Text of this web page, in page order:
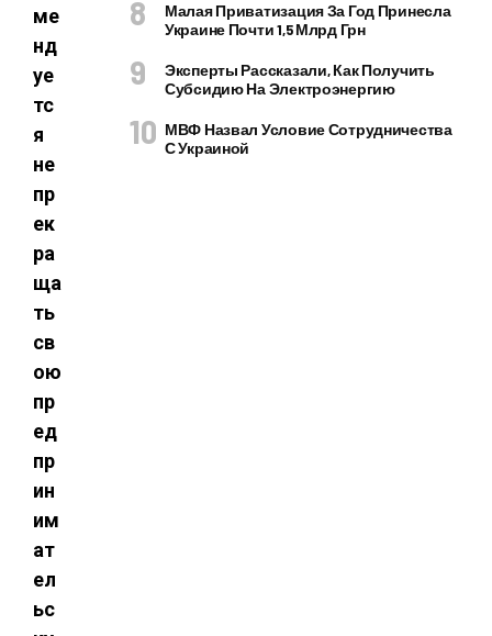
ме
нд
уе
тс
я
не
пр
ек
ра
ща
ть
св
ою
пр
ед
пр
ин
им
ат
ел
ьс
Малая Приватизация За Год Принесла
Украине Почти 1,5 Млрд Грн
Эксперты Рассказали, Как Получить
Субсидию На Электроэнергию
МВФ Назвал Условие Сотрудничества
С Украиной